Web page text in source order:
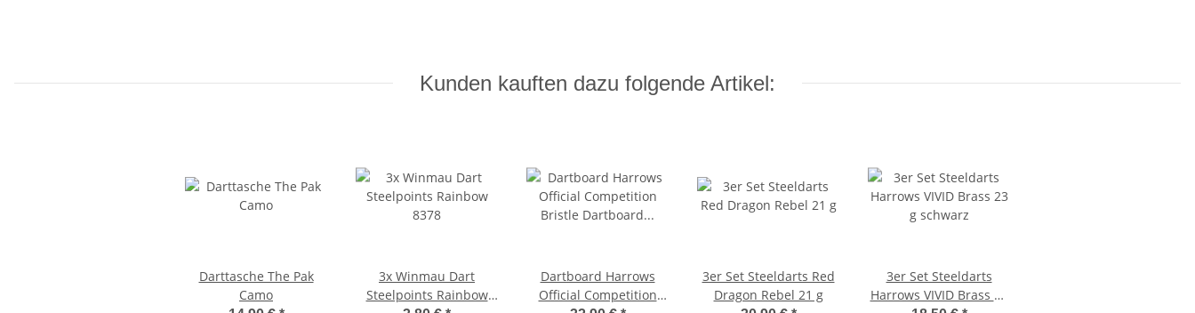
Kunden kauften dazu folgende Artikel:
Darttasche The Pak
Camo
3x Winmau Dart
Steelpoints Rainbow
Dartboard Harrows
Official Competition
3er Set Steeldarts Red
Dragon Rebel 21 g
3er Set Steeldarts
Harrows VIVID Brass 23